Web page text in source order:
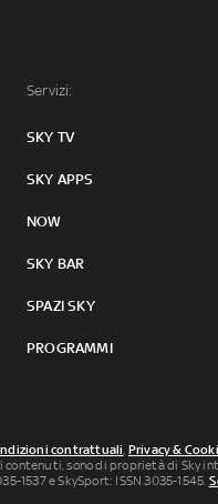
Servizi:
SKY TV
SKY APPS
NOW
SKY BAR
SPAZI SKY
PROGRAMMI
contrattuali, Privacy &
sono di proprietà di Sky
1537 e SkySport: ISSN 3035-1545.